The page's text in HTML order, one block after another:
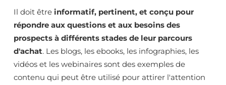
Il doit être informatif, pertinent, et conçu pour
répondre aux questions et aux besoins des
prospects à différents stades de leur parcours
d'achat. Les blogs, les ebooks, les infographies, les
vidéos et les webinaires sont des exemples de
contenu qui peut être utilisé pour attirer l'attention